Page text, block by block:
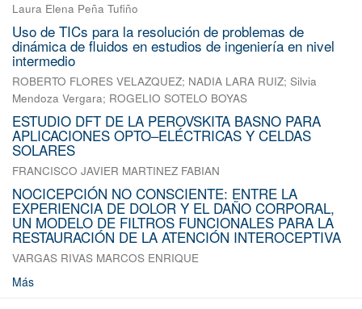
Laura Elena Peña Tufiño
Uso de TICs para la resolución de problemas de
dinámica de fluidos en estudios de ingeniería en nivel
intermedio
ROBERTO FLORES VELAZQUEZ; NADIA LARA RUIZ; Silvia
Mendoza Vergara; ROGELIO SOTELO BOYAS
ESTUDIO DFT DE LA PEROVSKITA BASNO PARA
APLICACIONES OPTO–ELÉCTRICAS Y CELDAS
SOLARES
FRANCISCO JAVIER MARTINEZ FABIAN
NOCICEPCIÓN NO CONSCIENTE: ENTRE LA
EXPERIENCIA DE DOLOR Y EL DAÑO CORPORAL,
UN MODELO DE FILTROS FUNCIONALES PARA LA
RESTAURACIÓN DE LA ATENCIÓN INTEROCEPTIVA
VARGAS RIVAS MARCOS ENRIQUE
Más